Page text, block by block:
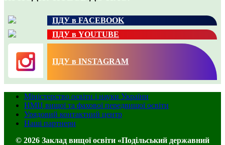
ПДУ в FACEBOOK
ПДУ в YOUTUBE
ПДУ в INSTAGRAM
Міністерство освіти і науки України
НМЦ вищої та фахової передвищої освіти
Урядовий контактний центр
Наші партнери
© 2026 Заклад вищої освіти «Подільський державний